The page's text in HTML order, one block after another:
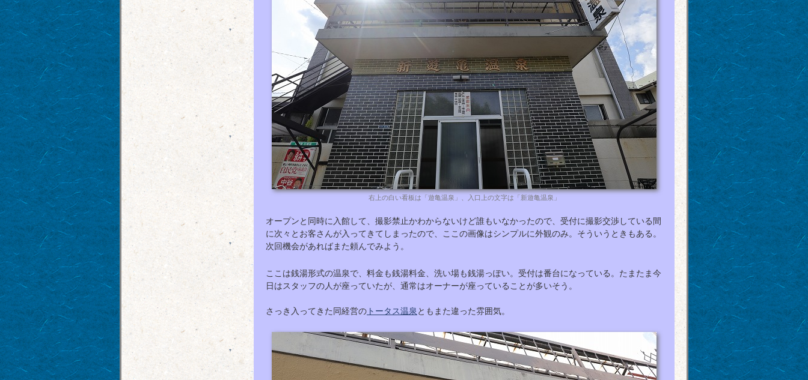
右上の白い看板は「遊亀温泉」、入口上の文字は「新遊亀温泉」
オープンと同時に入館して、撮影禁止かわからないけど誰もいなかったので、受付に撮影交渉している間
に次々とお客さんが入ってきてしまったので、ここの画像はシンプルに外観のみ。そういうときもある。
次回機会があればまた頼んでみよう。
ここは銭湯形式の温泉で、料金も銭湯料金、洗い場も銭湯っぽい。受付は番台になっている。たまたま今
日はスタッフの人が座っていたが、通常はオーナーが座っていることが多いそう。
さっき入ってきた同経営の トータス温泉 ともまた違った雰囲気。